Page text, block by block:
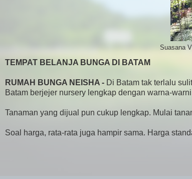
Suasana
TEMPAT BELANJA BUNGA DI BATAM
RUMAH BUNGA NEISHA - Di Batam tak terlalu
Batam berjejer nursery lengkap dengan warna-
Tanaman yang dijual pun cukup lengkap. Mulai
Soal harga, rata-rata juga hampir sama. Harga